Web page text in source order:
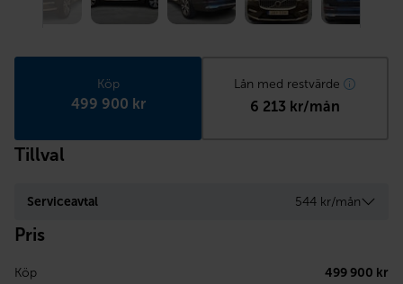
Köp
499 900 kr
Lån med restvärde
6 213 kr/mån
Tillval
Serviceavtal 544 kr/mån
Pris
Köp 499 900 kr